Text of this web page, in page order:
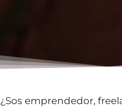
¿Sos emprendedor,